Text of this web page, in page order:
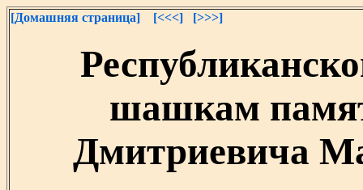
[Домашняя страница] [<<<] [>>>]
шашкам
Дмитриевича